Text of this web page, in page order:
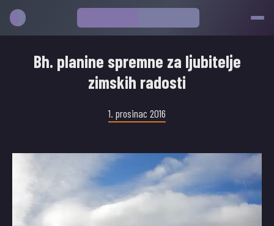
Bh. planine spremne za ljubitelje
zimskih radosti
1. prosinac 2016